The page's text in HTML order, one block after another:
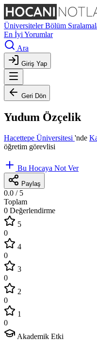
ÜniversitelerBölüm
En İyi Yorumlar
Ara
Giriş Yap
Geri Dön
Yudum Özçelik
Hacettepe Üniversitesi 'nde
öğretim görevlisi
Bu Hocaya Not Ver
Paylaş
0.0 / 5
Toplam
0 Değerlendirme
5
0
4
0
3
0
2
0
1
0
Akademik Etki